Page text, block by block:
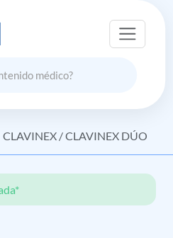
CLAVINEX / CLAVINEX DÚO